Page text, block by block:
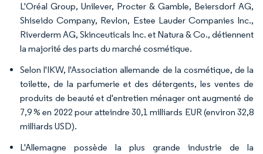
L'Oréal Group, Unilever, Procter & Gamble, Beiersdorf AG,
Shiseido Company, Revlon, Estee Lauder Companies Inc.,
Riverderm AG, Skinceuticals Inc. et Natura & Co., détiennent
la majorité des parts du marché cosmétique.
Selon l'IKW, l'Association allemande de la cosmétique, de la
toilette, de la parfumerie et des détergents, les ventes de
produits de beauté et d'entretien ménager ont augmenté de
7,9 % en 2022 pour atteindre 30,1 milliards EUR (environ 32,8
milliards USD).
L'Allemagne possède la plus grande industrie de la